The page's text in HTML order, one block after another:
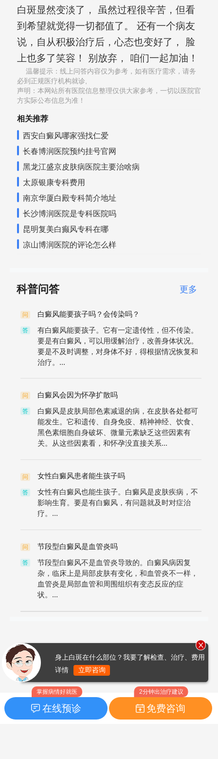
白斑显然变淡了， 虽然过程很辛苦，但看
到希望就觉得一切都值了。 还有一个病友
说，自从积极治疗后，心态也变好了， 脸
上也多了笑容！ 别放弃， 咱们一起加油！
温馨提示：线上问答内容仅为参考，如有医疗需求，请务
必到正规医疗机构就诊,
声明：本网站所有医院信息整理仅供大家参考，一切以医院官
方实际公布信息为准！
相关推荐
西安白癜风哪家强找仁爱
长春博润医院预约挂号官网
黑龙江盛京皮肤病医院主要治啥病
太原银康专科费用
南京华厦白殿专科简介地址
长沙博润医院是专科医院吗
昆明复美白癫风专科在哪
凉山博润医院的评论怎么样
科普问答 更多
问 白癜风能要孩子吗？会传染吗？
答
有白癜风能要孩子。它有一定遗传性，但不传染。
要是有白癜风，可以用缓解治疗，改善身体状况。
要是不及时调整，对身体不好，得根据情况恢复和
治疗。...
问 白癜风会因为怀孕扩散吗
答
白癜风是皮肤局部色素减退的病，在皮肤各处都可
能发生。它和遗传、自身免疫、精神神经、饮食、
黑色素细胞自身破坏、微量元素缺乏这些因素有
关。从这些因素看，和怀孕没直接关系...
问 女性白癜风患者能生孩子吗
答
女性有白癜风也能生孩子。白癜风是皮肤疾病，不
影响生育。要是有白癜风，有问题就及时对症治
疗。...
问 节段型白癜风是血管炎吗
答
节段型白癜风不是血管炎导致的。白癜风病因复
杂，临床上是局部皮肤有变化，和血管炎不一样，
血管炎是局部血管和周围组织有变态反应的症
状。...
掌握病情好就医
在线预诊
2分钟出治疗建议
免费咨询
身上白斑在什么部位？我要了解检查、治疗、费用
详情
立即咨询